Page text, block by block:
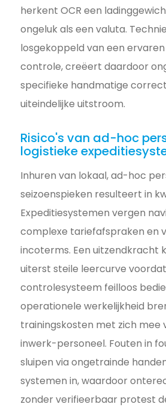
herkent OCR een
ongeluk als een valuta.
losgekoppeld van een
controle, creëert daardoor
specifieke handmatige
uiteindelijke uitstroom.
Risico's van ad-hoc
logistieke
Inhuren van lokaal, ad-hoc
seizoenspieken resulteert in
Expeditiesystemen vergen
complexe tariefafspraken en
incoterms. Een uitzendkracht
uiterst steile leercurve
controlesysteem feilloos
operationele werkelijkheid
trainingskosten met zich mee
inwerk-personeel. Fouten in
sluipen via ongetrainde
systemen in, waardoor
zonder verifieerbaar protest